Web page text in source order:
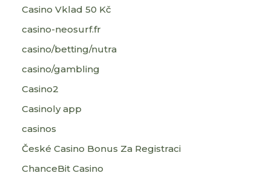
Casino Vklad 50 Kč
casino-neosurf.fr
casino/betting/nutra
casino/gambling
Casino2
Casinoly app
casinos
České Casino Bonus Za Registraci
ChanceBit Casino